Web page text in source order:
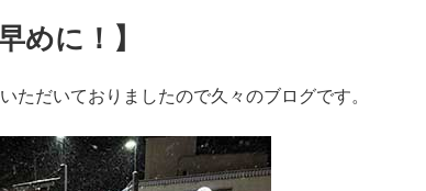
めに！】
ただいておりましたので久々のブログです。